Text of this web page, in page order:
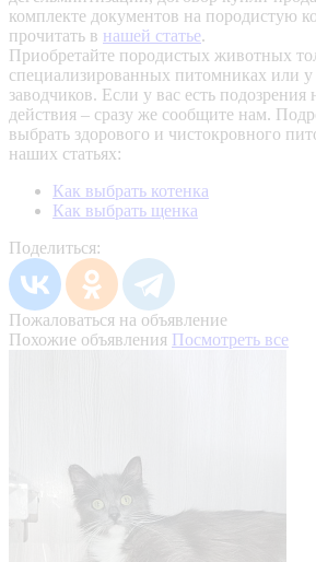
комплекте документов на породистую
прочитать в нашей статье.
Приобретайте породистых животных
специализированных питомниках или
заводчиков. Если у вас есть
действия – сразу же сообщите нам.
выбрать здорового и чистокровного
наших статьях:
Как выбрать котенка
Как выбрать щенка
Поделиться:
Пожаловаться на объявление
Похожие объявления Посмотреть все